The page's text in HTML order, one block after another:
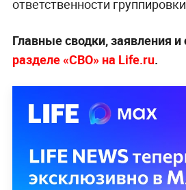
ответственности
Главные сводки, заявления
разделе «СВО» на Life.ru.